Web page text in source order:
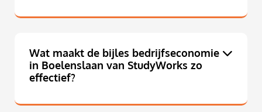
Wat maakt de bijles bedrijfseconomie
in Boelenslaan van StudyWorks zo
effectief?